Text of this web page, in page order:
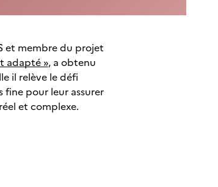
et membre du projet
adapté », a obtenu
il relève le défi
pour leur assurer
et complexe.